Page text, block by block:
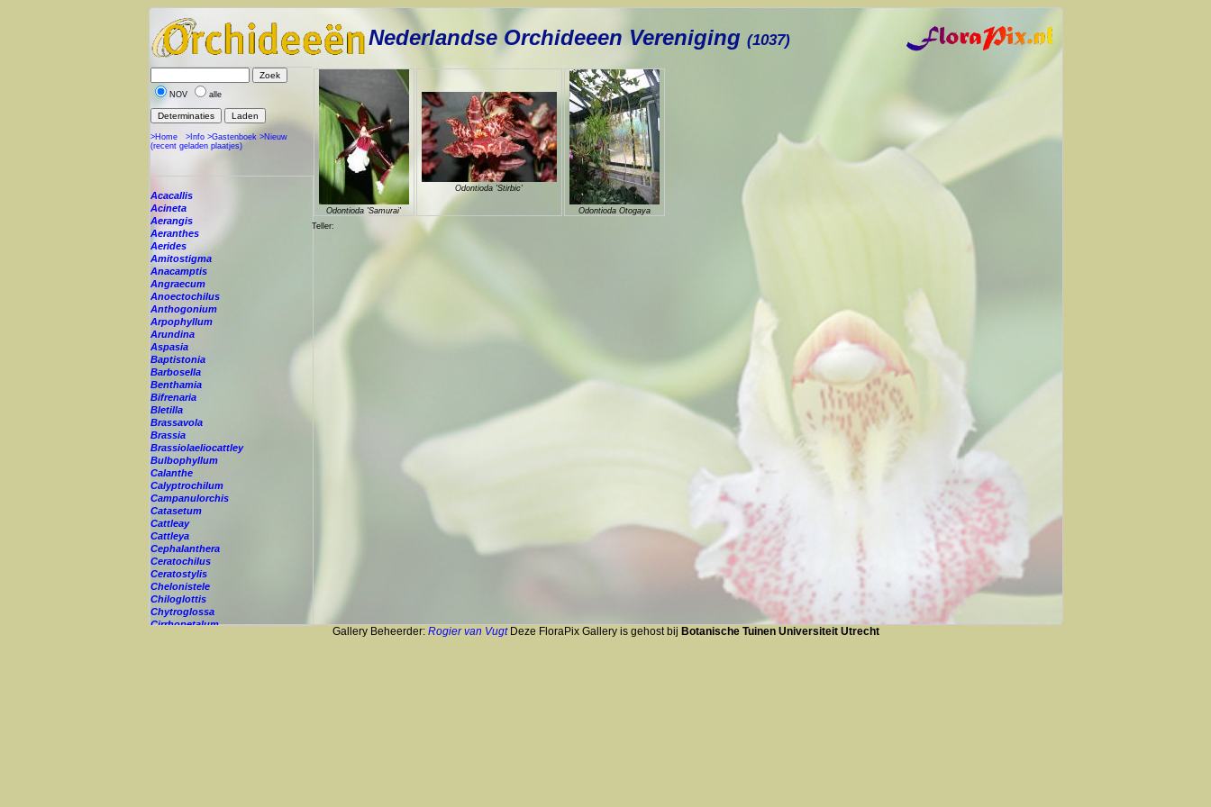
Nederlandse Orchideeen Vereniging (1037)
NOV alle
>Home >Info >Gastenboek >Nieuw
(recent geladen plaatjes)
Acacallis
Acineta
Aerangis
Aeranthes
Aerides
Amitostigma
Anacamptis
Angraecum
Anoectochilus
Anthogonium
Arpophyllum
Arundina
Aspasia
Baptistonia
Barbosella
Benthamia
Bifrenaria
Bletilla
Brassavola
Brassia
Brassiolaeliocattley
Bulbophyllum
Calanthe
Calyptrochilum
Campanulorchis
Catasetum
Cattleay
Cattleya
Cephalanthera
Ceratochilus
Ceratostylis
Chelonistele
Chiloglottis
Chytroglossa
Cirrhopetalum
Odontioda 'Samurai'
Odontioda 'Stirbic'
Odontioda Otogaya
Teller:
Gallery Beheerder: Rogier van VugtDeze FloraPix Gallery is gehost bij Botanische Tuinen Universiteit Utrecht